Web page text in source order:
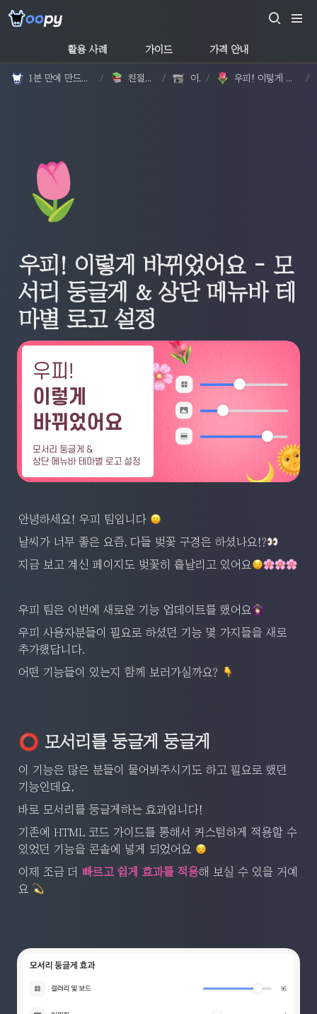
활용 사례 가이드 가격 안내
/ / / /
🌷
우피! 이렇게 바뀌었어요 - 모
서리 둥글게 & 상단 메뉴바 테
마별 로고 설정
안녕하세요! 우피 팀입니다
날씨가 너무 좋은 요즘, 다들 벚꽃 구경은 하셨나요!?
지금 보고 계신 페이지도 벚꽃히 흩날리고 있어요
우피 팀은 이번에 새로운 기능 업데이트를 했어요
우피 사용자분들이 필요로 하셨던 기능 몇 가지들을 새로
추가했답니다.
어떤 기능들이 있는지 함께 보러가실까요?
⭕️ 모서리를 둥글게 둥글게
이 기능은 많은 분들이 물어봐주시기도 하고 필요로 했던
기능인데요,
바로 모서리를 둥글게하는 효과입니다!
기존에 HTML 코드 가이드를 통해서 커스텀하게 적용할 수
있었던 기능을 콘솔에 넣게 되었어요
이제 조금 더 빠르고 쉽게 효과를 적용해 보실 수 있을 거예
요